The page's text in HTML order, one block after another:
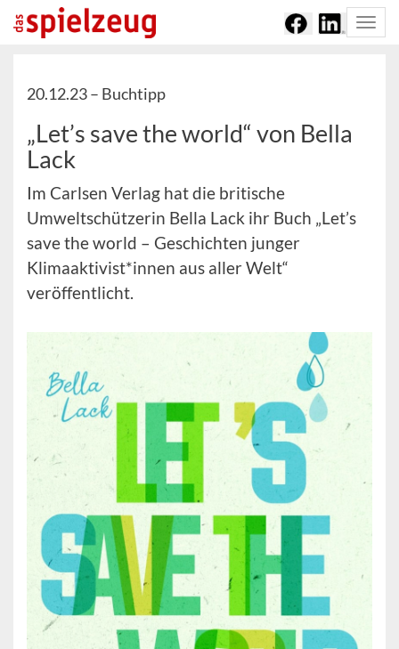
20.12.23 – Buchtipp
„Let’s save the world“ von Bella
Lack
Im Carlsen Verlag hat die britische
Umweltschützerin Bella Lack ihr Buch „Let’s
save the world – Geschichten junger
Klimaaktivist*innen aus aller Welt“
veröffentlicht.